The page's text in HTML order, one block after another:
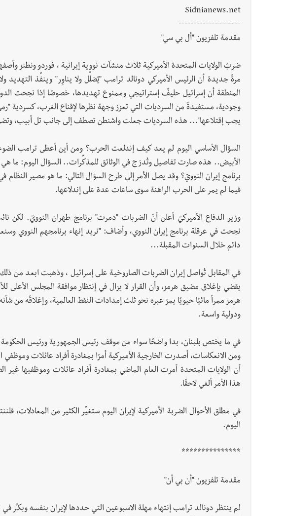
تستمر هذه المعاناة التي تمزق القلوب والضمائر؟
Sidnianews.net
---------------------
مقدمة تلفزيون "أل بي سي"
ضربُ الولايات المتحدة الأميركية ثلاث منشآت نووية إيرانية ، فوردو ونطنز
مرةً جديدة أن الرئيس الأميركي دونالد ترامب "يُضلِّل ولا يناوِر" وينفِّذ
المنطقة أن إسرائيل حليفٌ إستراتيجي وممنوع تهديدها، خصوصًا إذا نجحت
وجودية، مستفيدةً من السرديات التي تعزز وجهة نظرها لإقناع الغرب، كسردية
يجب إقتلاعها"... هذه السرديات جعلت واشنطن تصطف إلى جانب تل أبيب،
السؤال الأساسي اليوم لم يعد كيف إندلعت الحرب؟ ومن أين أعطى ترامب
الأبيض.. هذه صارت تفاصيل وتُدرَج في الوثائق للمذكِّرات.. السؤال اليوم: ما هي
برنامج إيران النوويّ؟ وقد يصل الأمر إلى طرح السؤال التالي: ما هو مصير النظام
فيما لم يمر على الحرب الراهنة سوى ساعات عدة على إندلاعها.
وزير الدفاع الأميركيّ أعلن أنّ الضربات "دمرت" برنامج طهران النوويّ. لكن
نجحت في عرقلة برنامج إيران النووي، وأضاف: "نريد إنهاء برنامجهم النووي
دائم خلال السنوات المقبلة...
في المقابل تُواصل إيران الضربات الصاروخية على إسرائيل ، وذهبت ابعد من
يقضي بإغلاق مضيق هرمز، وأن القرار لا يزال في إنتظار موافقة المجلس الأعلى
هرمز ممراً مائيًا حيويًا يمرّ عبره نحو ثلث إمدادات النفط العالمية، وإغلاقُه من
ودولية واسعة.
في ما يختص بلبنان، بدا واضحًا سواء من موقف رئيس الجمهورية ورئيس
ومن الانعكاسات، أصدرت الخارجية الأميركية أمرًا بمغادرة أفراد عائلات وموظفي
أن الولايات المتحدة أمرت العام الماضي بمغادرة أفراد عائلات وموظفيها
هذا الأمر ألغي لاحقًا.
في مطلق الأحوال الضربة الأميركية لإيران اليوم ستغيِّر الكثير من المعادلات،
اليوم.
***************
مقدمة تلفزيون "أن بي أن"
لم ينتظر دونالد ترامب إنتهاء مهلة الاسبوعين التي حددها لإيران بنفسه وبكـَّر